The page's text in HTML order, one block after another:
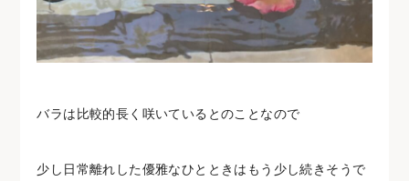
バラは比較的長く咲いているとのことなので
少し日常離れした優雅なひとときはもう少し続きそうで